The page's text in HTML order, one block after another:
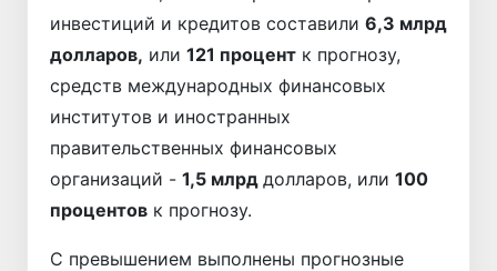
инвестиций и кредитов составили 6,3 млрд
долларов, или 121 процент к прогнозу,
средств международных финансовых
институтов и иностранных
правительственных финансовых
организаций - 1,5 млрд долларов, или 100
процентов к прогнозу.
С превышением выполнены прогнозные